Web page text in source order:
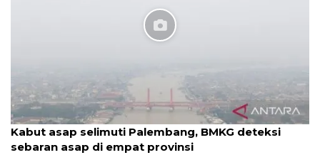
Kabut asap selimuti Palembang, BMKG deteksi
sebaran asap di empat provinsi